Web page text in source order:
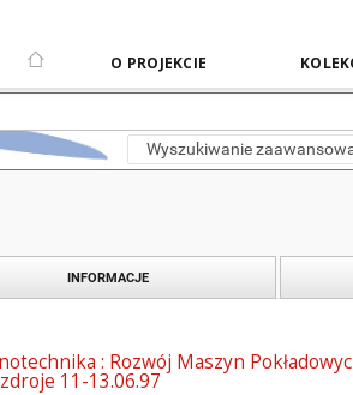
O PROJEKCIE
Wyszukiwanie
INFORMACJE
: Rozwój Maszyn
11-13.06.97